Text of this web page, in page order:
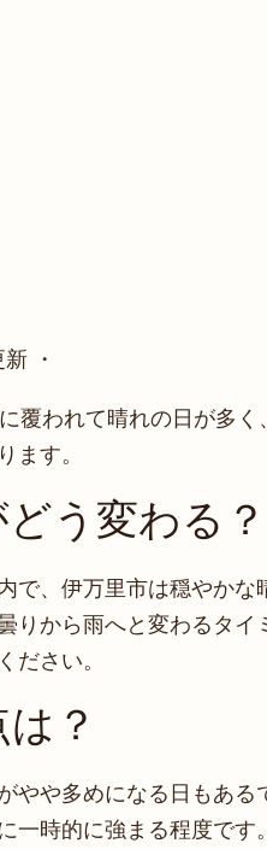
・
覆われて晴れの日が多く、
す。
う変わる？
、伊万里市は穏やかな
から雨へと変わるタイ
ださい。
？
や多めになる日もある
時的に強まる程度です。